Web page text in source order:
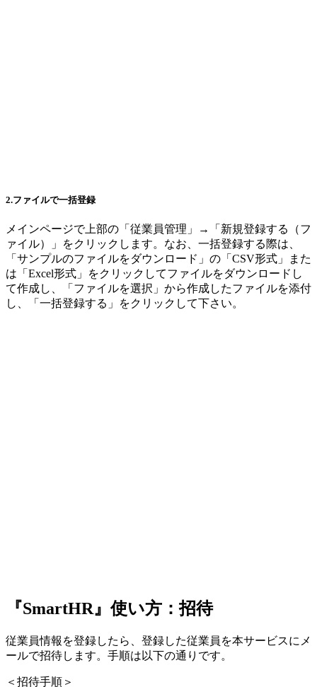
2.ファイルで一括登録
メインページで上部の「従業員管理」→「新規登録する（フ
ァイル）」をクリックします。なお、一括登録する際は、
「サンプルのファイルをダウンロード」の「CSV形式」また
は「Excel形式」をクリックしてファイルをダウンロードし
て作成し、「ファイルを選択」から作成したファイルを添付
し、「一括登録する」をクリックして下さい。
『SmartHR』使い方：招待
従業員情報を登録したら、登録した従業員を本サービスにメ
ールで招待します。手順は以下の通りです。
＜招待手順＞